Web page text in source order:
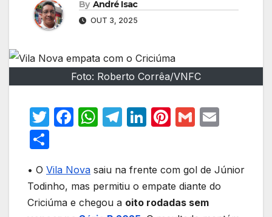
By André Isac
OUT 3, 2025
Foto: Roberto Corrêa/VNFC
T
er
F
e
b
W
s
A
T
gr
a
Li
e
dI
Pi
e
st
G
ar
e
• O Vila Nova saiu na frente com gol de Júnior
Todinho, mas permitiu o empate diante do
Criciúma e chegou a oito rodadas sem